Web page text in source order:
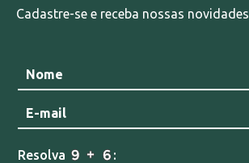
Cadastre-se e receba nossas novidades
Resolva :